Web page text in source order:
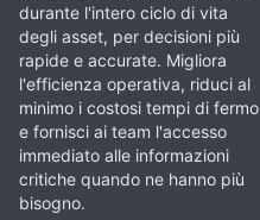
durante l'intero ciclo di vita
degli asset, per decisioni più
rapide e accurate. Migliora
l'efficienza operativa, riduci al
minimo i costosi tempi di fermo
e fornisci ai team l'accesso
immediato alle informazioni
critiche quando ne hanno più
bisogno.